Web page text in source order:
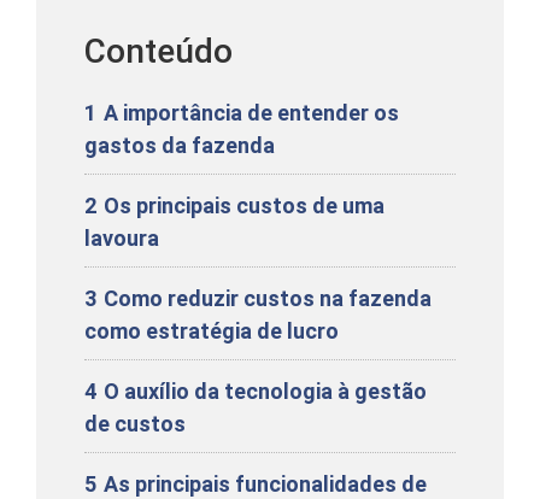
Conteúdo
1 A importância de entender os
gastos da fazenda
2 Os principais custos de uma
lavoura
3 Como reduzir custos na fazenda
como estratégia de lucro
4 O auxílio da tecnologia à gestão
de custos
5 As principais funcionalidades de